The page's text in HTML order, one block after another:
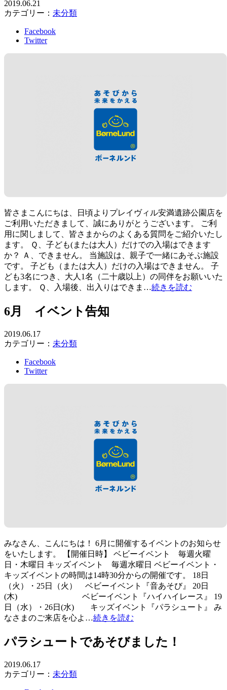
2019.06.21
カテゴリー： 未分類
Facebook
Twitter
皆さまこんにちは、日頃よりプレイヴィル安満遺跡公園店を
ご利用いただきまして、誠にありがとうございます。 ご利
用に関しまして、皆さまからのよくある質問をご紹介いたし
ます。 Ｑ、子ども(または大人）だけでの入場はできます
か？ Ａ、できません。 当施設は、親子で一緒にあそぶ施設
です。 子ども（または大人）だけの入場はできません。 子
ども3名につき、大人1名（二十歳以上）の同伴をお願いいた
します。 Ｑ、入場後、出入りはできま…続きを読む
6月 イベント告知
2019.06.17
カテゴリー： 未分類
Facebook
Twitter
みなさん、こんにちは！ 6月に開催するイベントのお知らせ
をいたします。 【開催日時】 ベビーイベント 毎週火曜
日・木曜日 キッズイベント 毎週水曜日 ベビーイベント・
キッズイベントの時間は14時30分からの開催です。 18日
（火）・25日（火） ベビーイベント『音あそび』 20日
(木) ベビーイベント『ハイハイレース』 19
日（水）・26日(水) キッズイベント『パラシュート』 み
なさまのご来店を心よ…続きを読む
パラシュートであそびました！
2019.06.17
カテゴリー： 未分類